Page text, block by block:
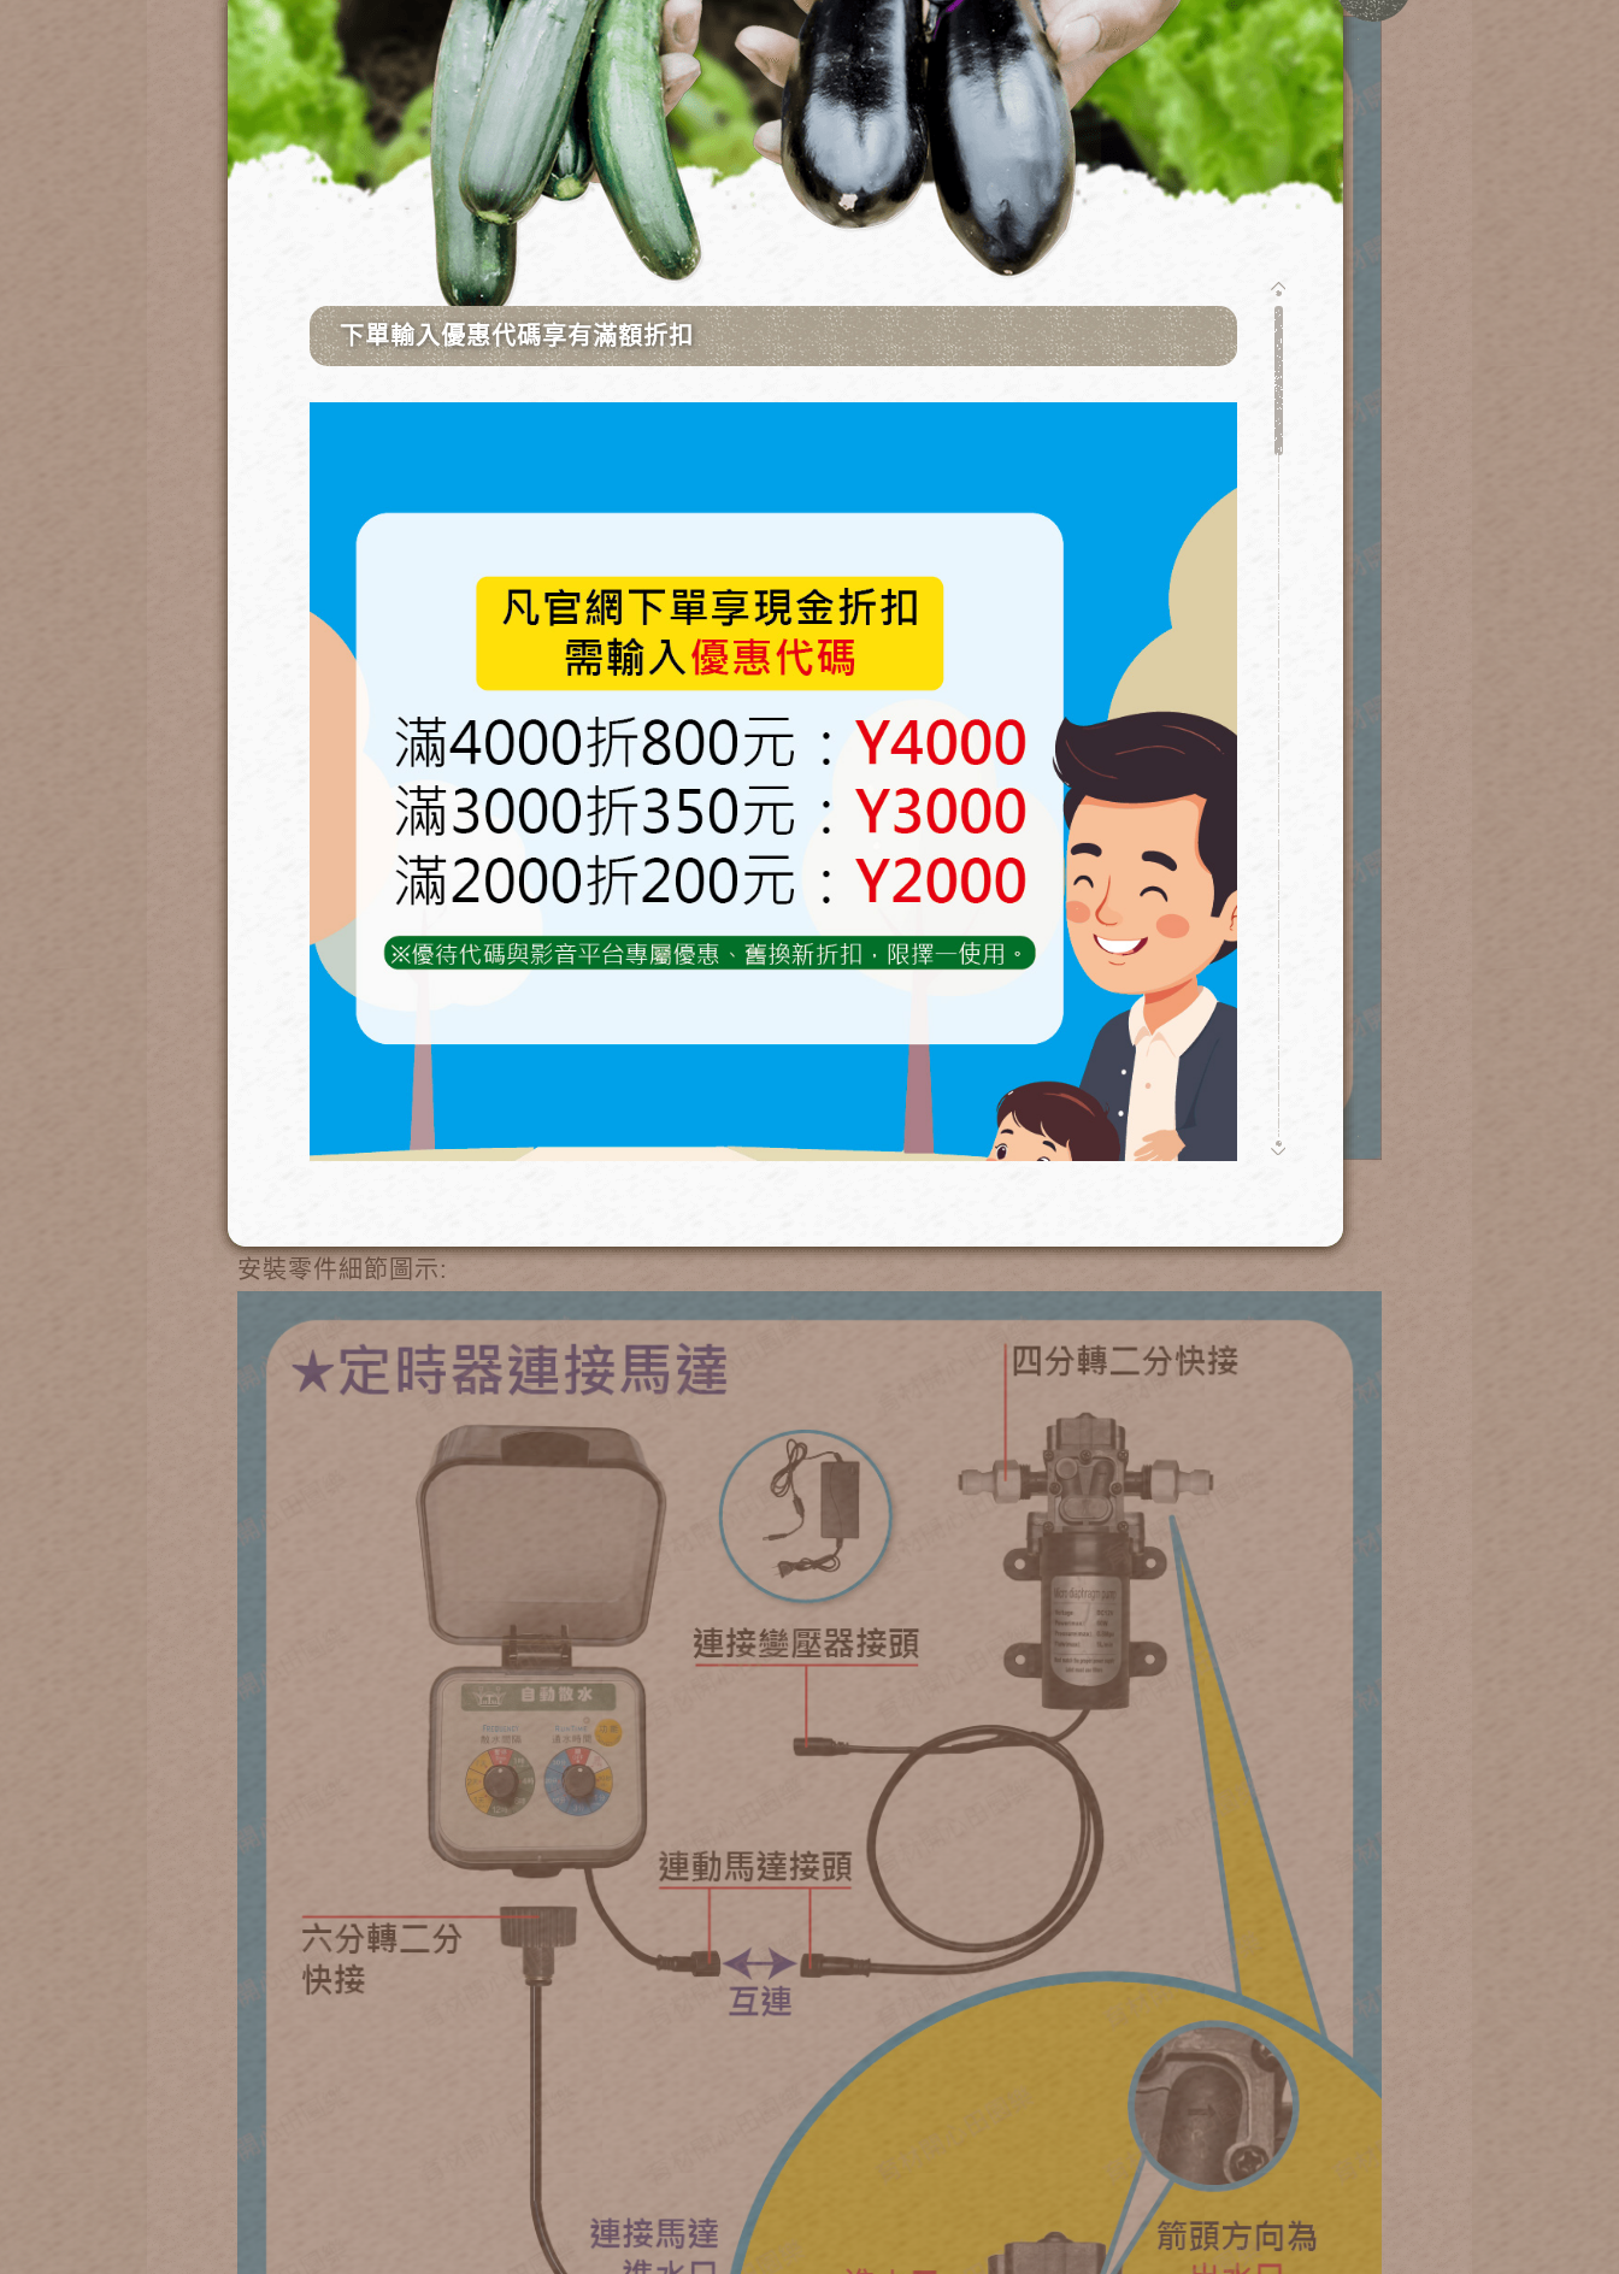
安裝零件細節圖示: